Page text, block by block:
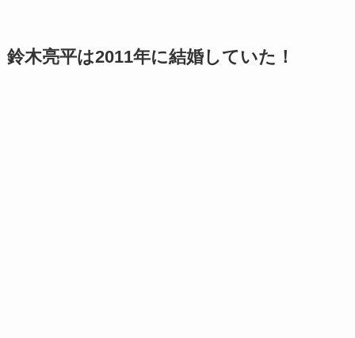
鈴木亮平は2011年に結婚していた！